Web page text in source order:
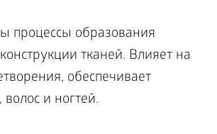
процессы образования
тканей. Влияет на
обеспечивает
и ногтей.